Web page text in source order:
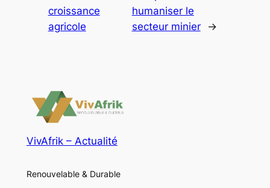
croissance
agricole
humaniser le
secteur minier
→
VivAfrik – Actualité
Renouvelable & Durable